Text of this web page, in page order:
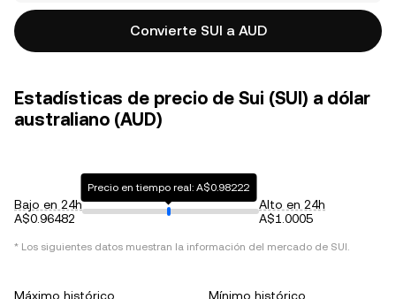
Convierte SUI a AUD
Estadísticas de precio de Sui (SUI) a dólar
australiano (AUD)
Bajo en 24h
A$0.96482
Precio en tiempo real: A$0.98222
Alto en 24h
A$1.0005
* Los siguientes datos muestran la información del mercado de SUI.
Máximo histórico
Mínimo histórico